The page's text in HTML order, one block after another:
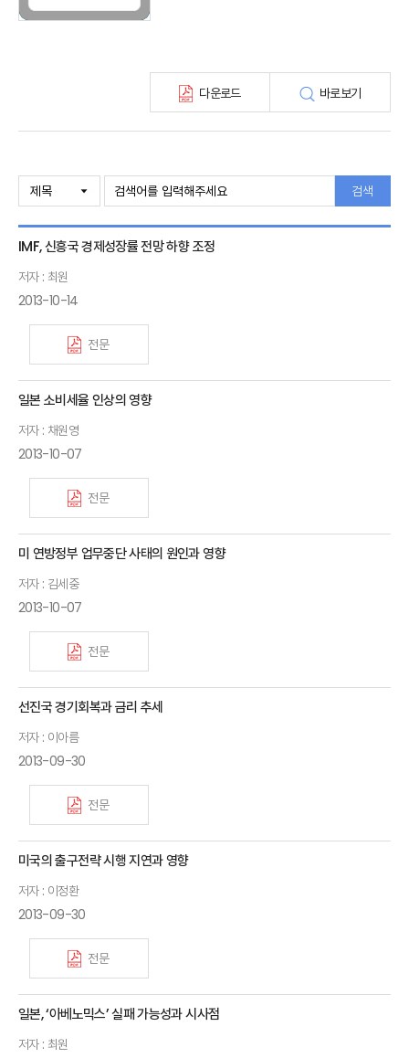
KIRI 고령화리뷰
보험회사 재무분석(종간)
주간 해외보험동향(종간)
해외보험금융동향(종간)
다운로드 바로보기
검색
IMF, 신흥국 경제성장률 전망 하향 조정
저자 : 최원
2013-10-14
전문
일본 소비세율 인상의 영향
저자 : 채원영
2013-10-07
전문
미 연방정부 업무중단 사태의 원인과 영향
저자 : 김세중
2013-10-07
전문
선진국 경기회복과 금리 추세
저자 : 이아름
2013-09-30
전문
미국의 출구전략 시행 지연과 영향
저자 : 이정환
2013-09-30
전문
일본, ‘아베노믹스’ 실패 가능성과 시사점
저자 : 최원